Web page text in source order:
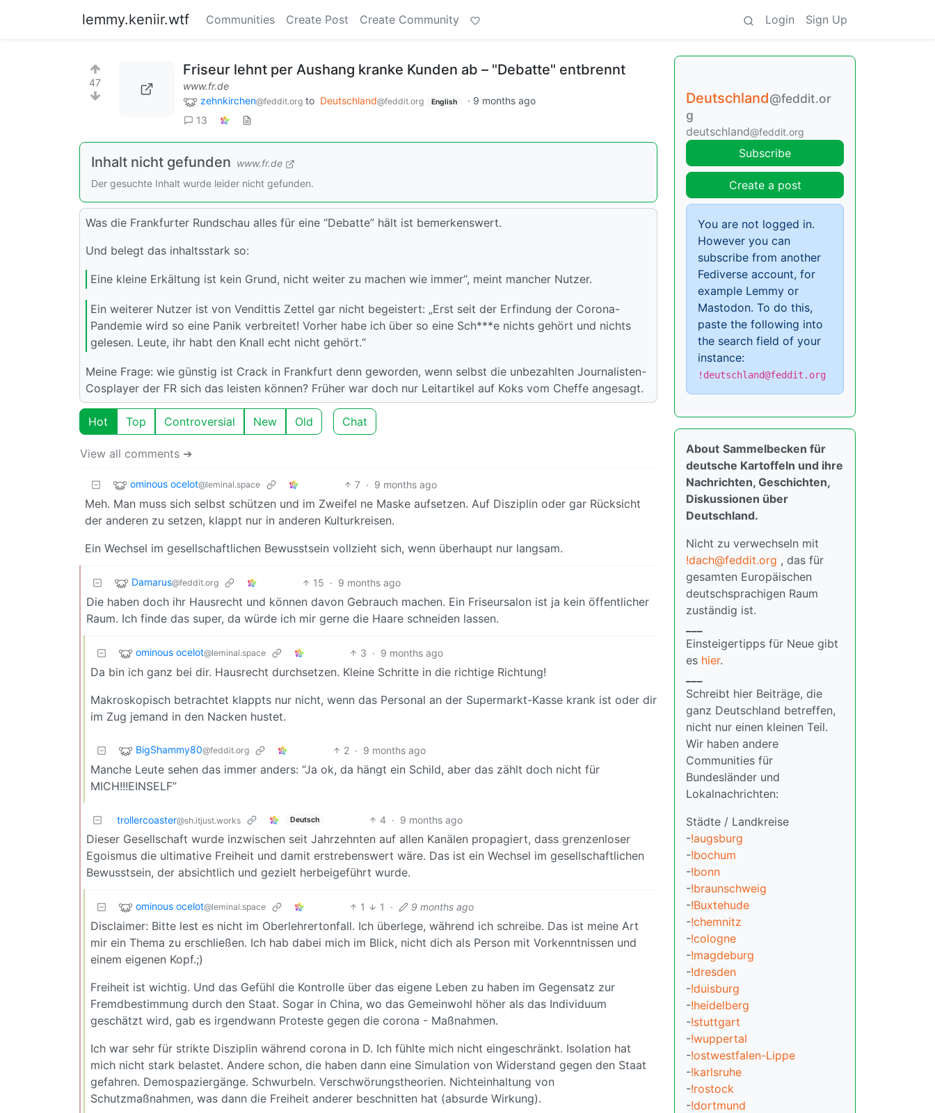
lemmy.keniir.wtf Communities Create Post Create Community Login Sign Up
47
Friseur lehnt per Aushang kranke Kunden ab – "Debatte" entbrennt
www.fr.de
zehnkirchen@feddit.org to Deutschland@feddit.org English · 9 months ago
13
Inhalt nicht gefunden www.fr.de
Der gesuchte Inhalt wurde leider nicht gefunden.
Was die Frankfurter Rundschau alles für eine “Debatte” hält ist bemerkenswert.
Und belegt das inhaltsstark so:
Eine kleine Erkältung ist kein Grund, nicht weiter zu machen wie immer“, meint mancher Nutzer.
Ein weiterer Nutzer ist von Vendittis Zettel gar nicht begeistert: „Erst seit der Erfindung der Corona-
Pandemie wird so eine Panik verbreitet! Vorher habe ich über so eine Sch***e nichts gehört und nichts
gelesen. Leute, ihr habt den Knall echt nicht gehört.“
Meine Frage: wie günstig ist Crack in Frankfurt denn geworden, wenn selbst die unbezahlten Journalisten-
Cosplayer der FR sich das leisten können? Früher war doch nur Leitartikel auf Koks vom Cheffe angesagt.
Hot Top Controversial New Old Chat
View all comments ➔
ominous ocelot@leminal.space 7 · 9 months ago
Meh. Man muss sich selbst schützen und im Zweifel ne Maske aufsetzen. Auf Disziplin oder gar Rücksicht
der anderen zu setzen, klappt nur in anderen Kulturkreisen.
Ein Wechsel im gesellschaftlichen Bewusstsein vollzieht sich, wenn überhaupt nur langsam.
Damarus@feddit.org 15 · 9 months ago
Die haben doch ihr Hausrecht und können davon Gebrauch machen. Ein Friseursalon ist ja kein öffentlicher
Raum. Ich finde das super, da würde ich mir gerne die Haare schneiden lassen.
ominous ocelot@leminal.space 3 · 9 months ago
Da bin ich ganz bei dir. Hausrecht durchsetzen. Kleine Schritte in die richtige Richtung!
Makroskopisch betrachtet klappts nur nicht, wenn das Personal an der Supermarkt-Kasse krank ist oder dir
im Zug jemand in den Nacken hustet.
BigShammy80@feddit.org 2 · 9 months ago
Manche Leute sehen das immer anders: “Ja ok, da hängt ein Schild, aber das zählt doch nicht für
MICH!!!EINSELF”
trollercoaster@sh.itjust.works Deutsch 4 · 9 months ago
Dieser Gesellschaft wurde inzwischen seit Jahrzehnten auf allen Kanälen propagiert, dass grenzenloser
Egoismus die ultimative Freiheit und damit erstrebenswert wäre. Das ist ein Wechsel im gesellschaftlichen
Bewusstsein, der absichtlich und gezielt herbeigeführt wurde.
ominous ocelot@leminal.space 1 1 · 9 months ago
Disclaimer: Bitte lest es nicht im Oberlehrertonfall. Ich überlege, während ich schreibe. Das ist meine Art
mir ein Thema zu erschließen. Ich hab dabei mich im Blick, nicht dich als Person mit Vorkenntnissen und
einem eigenen Kopf.;)
Freiheit ist wichtig. Und das Gefühl die Kontrolle über das eigene Leben zu haben im Gegensatz zur
Fremdbestimmung durch den Staat. Sogar in China, wo das Gemeinwohl höher als das Individuum
geschätzt wird, gab es irgendwann Proteste gegen die corona - Maßnahmen.
Ich war sehr für strikte Disziplin während corona in D. Ich fühlte mich nicht eingeschränkt. Isolation hat
mich nicht stark belastet. Andere schon, die haben dann eine Simulation von Widerstand gegen den Staat
gefahren. Demospaziergänge. Schwurbeln. Verschwörungstheorien. Nichteinhaltung von
Schutzmaßnahmen, was dann die Freiheit anderer beschnitten hat (absurde Wirkung).
Deutschland@feddit.or
g
deutschland@feddit.org
Subscribe
Create a post
You are not logged in.
However you can
subscribe from another
Fediverse account, for
example Lemmy or
Mastodon. To do this,
paste the following into
the search field of your
instance:
!deutschland@feddit.org
About Sammelbecken für
deutsche Kartoffeln und ihre
Nachrichten, Geschichten,
Diskussionen über
Deutschland.
Nicht zu verwechseln mit
!dach@feddit.org , das für
gesamten Europäischen
deutschsprachigen Raum
zuständig ist.
Einsteigertipps für Neue gibt
es hier.
Schreibt hier Beiträge, die
ganz Deutschland betreffen,
nicht nur einen kleinen Teil.
Wir haben andere
Communities für
Bundesländer und
Lokalnachrichten:
Städte / Landkreise
-!augsburg
-!bochum
-!bonn
-!braunschweig
-!Buxtehude
-!chemnitz
-!cologne
-!magdeburg
-!dresden
-!duisburg
-!heidelberg
-!stuttgart
-!wuppertal
-!ostwestfalen-Lippe
-!karlsruhe
-!rostock
-!dortmund